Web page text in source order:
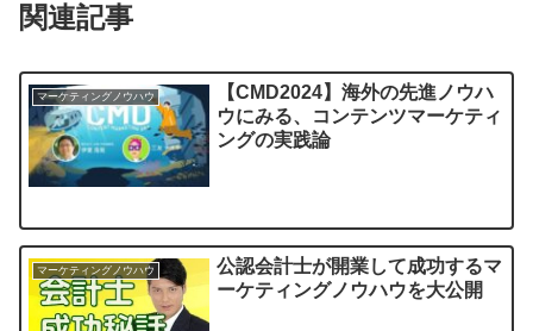
関連記事
マーケティングノウハウ
【CMD2024】海外の先進ノウハ
ウにみる、コンテンツマーケティ
ングの実践論
マーケティングノウハウ
公認会計士が開業して成功するマ
ーケティングノウハウを大公開